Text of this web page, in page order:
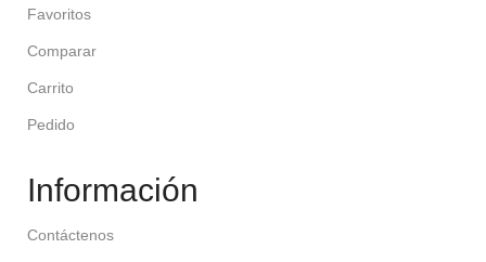
Favoritos
Comparar
Carrito
Pedido
Información
Contáctenos